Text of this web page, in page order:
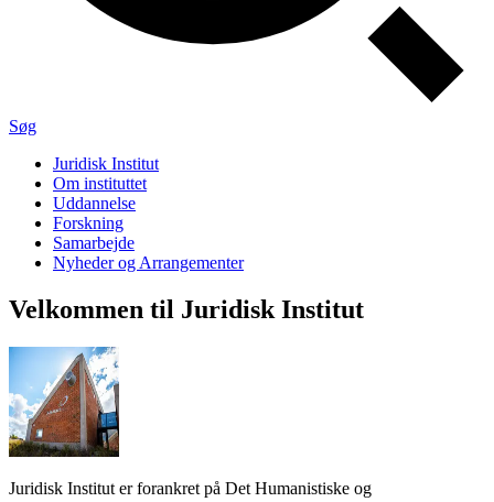
Søg
Juridisk Institut
Om instituttet
Uddannelse
Forskning
Samarbejde
Nyheder og Arrangementer
Velkom­men til Juri­disk In­sti­tut
Juridisk Institut er forankret på Det Humanistiske og